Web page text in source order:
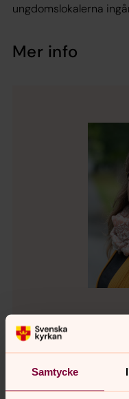
Samtycke
ungdomslokalerna
Mer info
Helena Norberg
Församlingspedagog
Direkt:0611-288 31
E-post: